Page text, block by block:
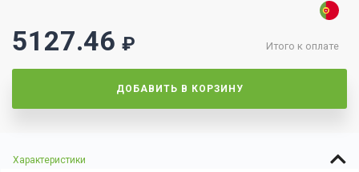
Итого к оплате
5127.46 ₽
ДОБАВИТЬ В КОРЗИНУ
Характеристики